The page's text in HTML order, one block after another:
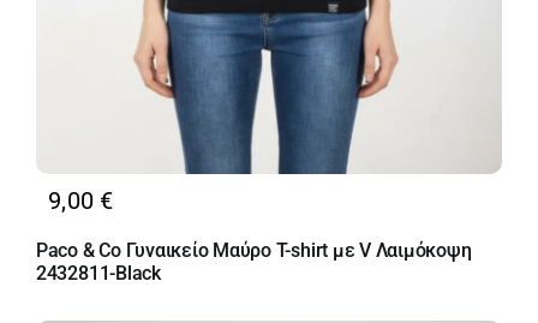
9,00 €
Paco & Co Γυναικείο Μαύρο T-shirt με V Λαιμόκοψη
2432811-Black